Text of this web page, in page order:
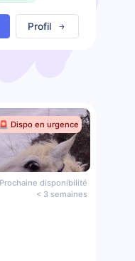
Profil
🚨 Dispo en urgence
Prochaine disponibilité
< 3 semaines